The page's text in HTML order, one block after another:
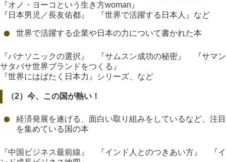
『オノ・ヨーコという生き方woman』
『日本男児／長友佑都』 『世界で活躍する日本人』など
世界で活躍する企業や日本の力について書かれた本
『パナソニックの選択』 『サムスン成功の秘密』 『サマン
サタバサ世界ブランドをつくる』
『世界にはばたく日本力』シリーズ、など
（2） 今、この国が熱い！
経済発展を遂げる、面白い取り組みをしているなど、注目
を集めている国の本
『中国ビジネス最前線』 『インド人とのつきあい方』 『イ